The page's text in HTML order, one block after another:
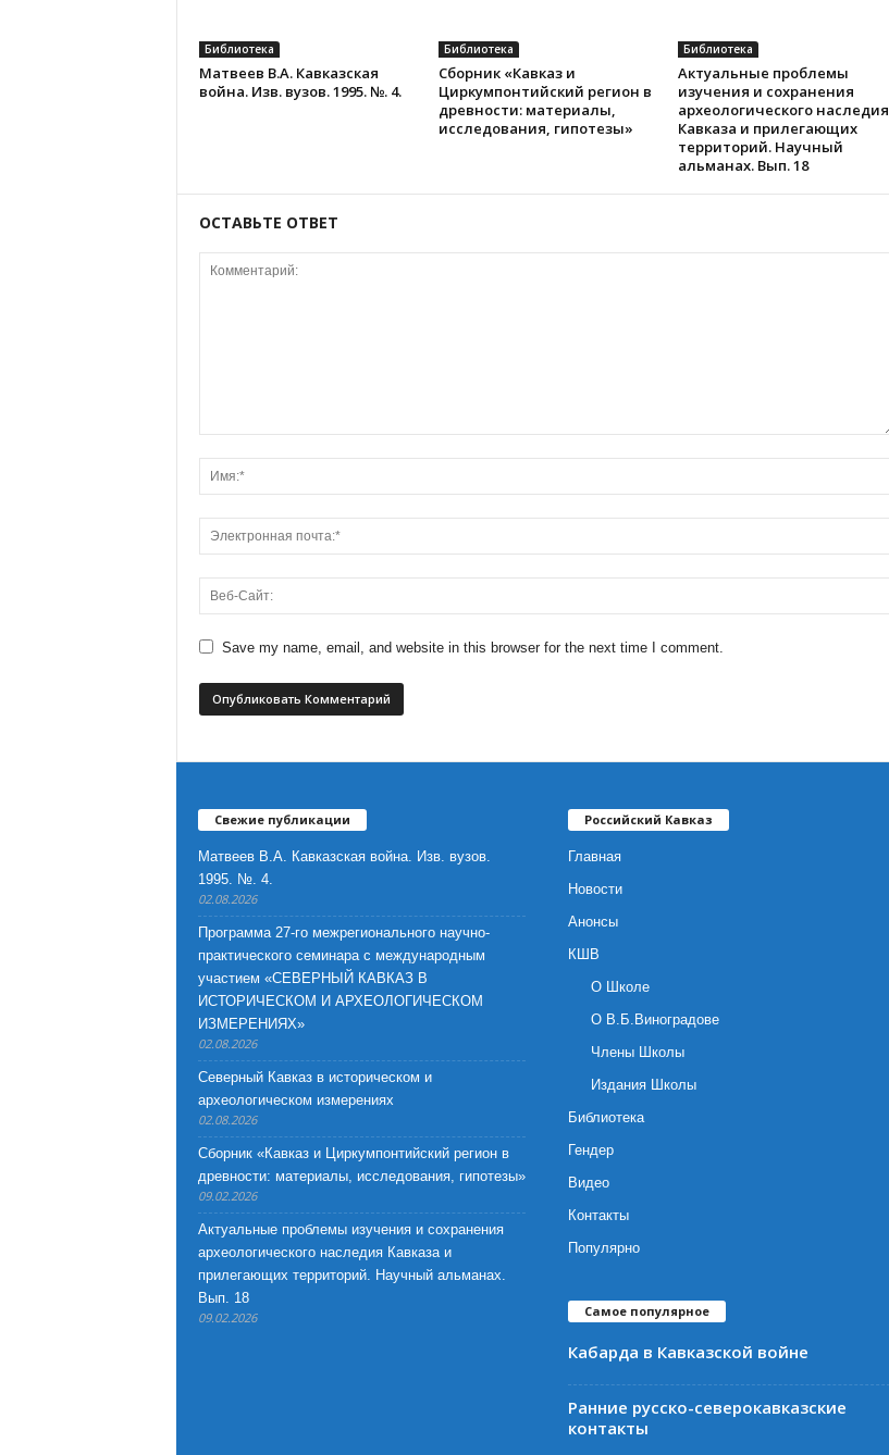
Библиотека
Матвеев В.А. Кавказская
война. Изв. вузов. 1995. №. 4.
Библиотека
Сборник «Кавказ и
Циркумпонтийский регион в
древности: материалы,
исследования, гипотезы»
Библиотека
Актуальные проблемы
изучения и сохранения
археологического наследия
Кавказа и прилегающих
территорий. Научный
альманах. Вып. 18
ОСТАВЬТЕ ОТВЕТ
Save my name, email, and website in this browser for the next time I comment.
Свежие публикации
Матвеев В.А. Кавказская война. Изв. вузов.
1995. №. 4.
02.08.2026
Программа 27-го межрегионального научно-
практического семинара с международным
участием «СЕВЕРНЫЙ КАВКАЗ В
ИСТОРИЧЕСКОМ И АРХЕОЛОГИЧЕСКОМ
ИЗМЕРЕНИЯХ»
02.08.2026
Северный Кавказ в историческом и
археологическом измерениях
02.08.2026
Сборник «Кавказ и Циркумпонтийский регион в
древности: материалы, исследования, гипотезы»
09.02.2026
Актуальные проблемы изучения и сохранения
археологического наследия Кавказа и
прилегающих территорий. Научный альманах.
Вып. 18
09.02.2026
Российский Кавказ
Главная
Новости
Анонсы
КШВ
О Школе
О В.Б.Виноградове
Члены Школы
Издания Школы
Библиотека
Гендер
Видео
Контакты
Популярно
Самое популярное
Кабарда в Кавказской войне
Ранние русско-северокавказские
контакты